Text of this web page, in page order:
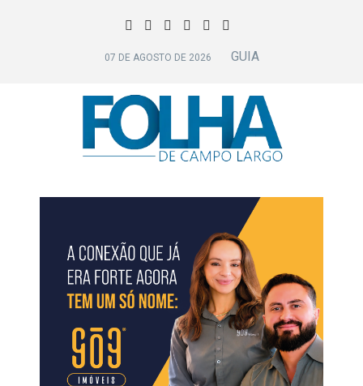
07 DE AGOSTO DE 2026 GUIA